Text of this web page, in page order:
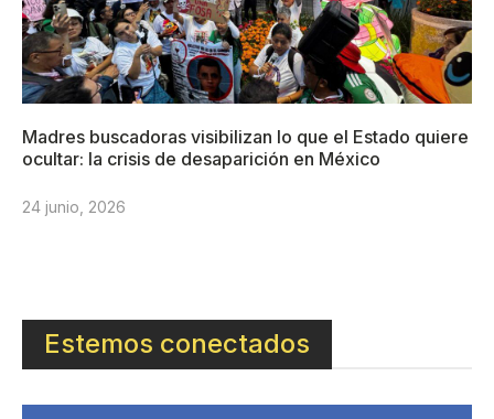
Madres buscadoras visibilizan lo que el Estado quiere
ocultar: la crisis de desaparición en México
24 junio, 2026
Estemos conectados